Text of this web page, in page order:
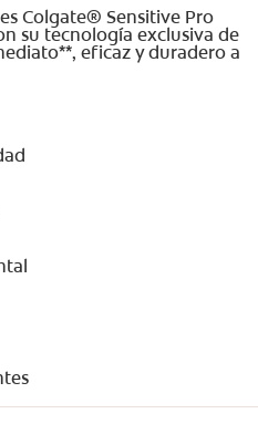
Colgate® Sensitive Pro
su tecnología exclusiva de
eficaz y duradero a